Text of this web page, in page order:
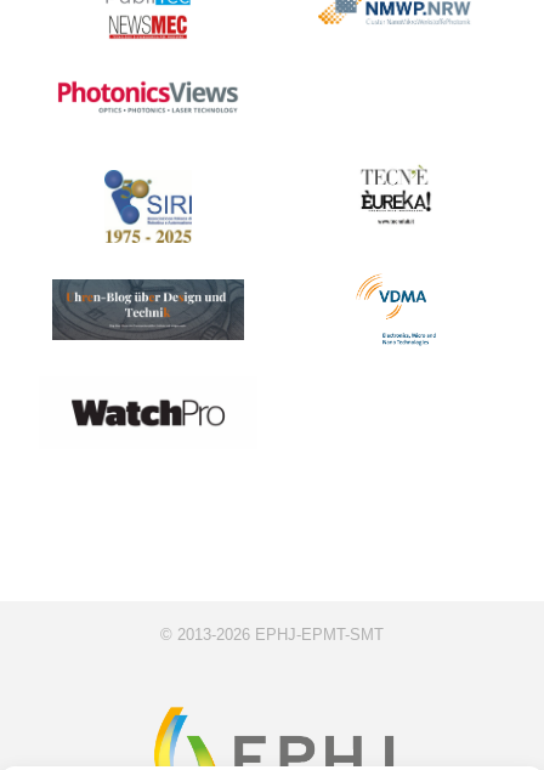
© 2013-2026 EPHJ-EPMT-SMT